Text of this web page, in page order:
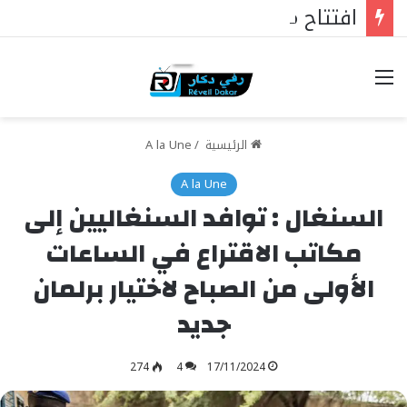
خيارات
الرئيسية /
A la Une
A la Une
السنغال : توافد السنغاليين إلى
مكاتب الاقتراع في الساعات
الأولى من الصباح لاختيار برلمان
جديد
17/11/2024
4
274